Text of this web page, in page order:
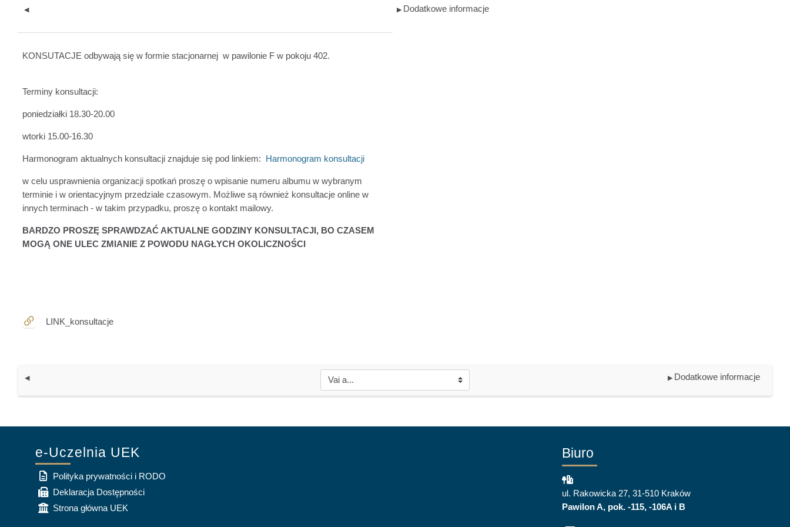
◀︎ ▶︎ Dodatkowe informacje
KONSUTACJE odbywają się w formie stacjonarnej w pawilonie F w pokoju 402.
Terminy konsultacji:
poniedziałki 18.30-20.00
wtorki 15.00-16.30
Harmonogram aktualnych konsultacji znajduje się pod linkiem: Harmonogram konsultacji
w celu usprawnienia organizacji spotkań proszę o wpisanie numeru albumu w wybranym
terminie i w orientacyjnym przedziale czasowym. Możliwe są również konsultacje online w
innych terminach - w takim przypadku, proszę o kontakt mailowy.
BARDZO PROSZĘ SPRAWDZAĆ AKTUALNE GODZINY KONSULTACJI, BO CZASEM
MOGĄ ONE ULEC ZMIANIE Z POWODU NAGŁYCH OKOLICZNOŚCI
LINK_konsultacjeURL
◀︎ ▶︎ Dodatkowe informacje
e-Uczelnia UEK
Polityka prywatności i RODO
Deklaracja Dostępności
Strona główna UEK
Biuro
ul. Rakowicka 27, 31-510 Kraków
Pawilon A, pok. -115, -106A i B